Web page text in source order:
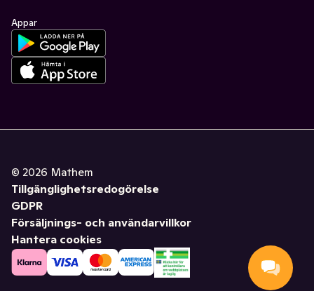
Appar
© 2026 Mathem
Tillgänglighetsredogörelse
GDPR
Försäljnings- och användarvillkor
Hantera cookies